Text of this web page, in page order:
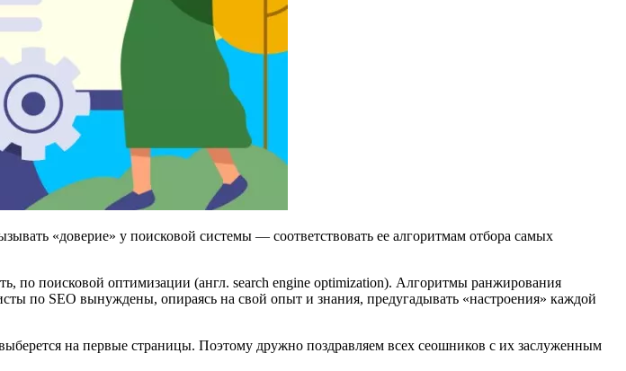
«доверие» у поисковой системы — соответствовать ее алгоритмам отбора самых
по поисковой оптимизации (англ. search engine optimization). Алгоритмы ранжирования
по SEO вынуждены, опираясь на свой опыт и знания, предугадывать «настроения» каждой
на первые страницы. Поэтому дружно поздравляем всех сеошников с их заслуженным